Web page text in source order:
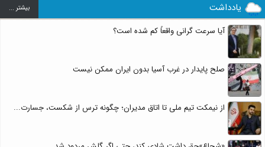
یادداشت بيشتر ...
آیا سرعت گرانی واقعاً کم شده است؟
صلح پایدار در غرب آسیا بدون ایران ممکن نیست
از نیمکت تیم ملی تا اتاق مدیران؛ چگونه ترس از شکست، جسارت...